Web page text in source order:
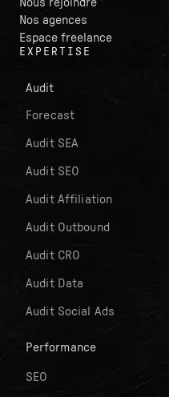
Nous rejoindre
Nos agences
Espace freelance
EXPERTISE
Audit
Forecast
Audit SEA
Audit SEO
Audit Affiliation
Audit Outbound
Audit CRO
Audit Data
Audit Social Ads
Performance
SEO